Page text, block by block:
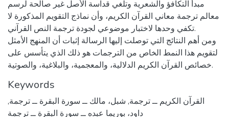
مبدأ التكافؤ والشعرية وتلغي قداسة الأصل غير صالحة لرسم
معالم ترجمة معاني القرآن الكريم، وأن نماذج التقويم المذكورة لا
تكفي وحدها لاختبار موضوعي لجودة ترجمة النص القرآني.
ومن أهم النتائج التي توصلت إليها الرسالة إثبات أن المنهج الأمثل
لتقويم هذا النمط الخاص من الترجمات هو ذلك الذي يتأسس على
خصائص القرآن الكريم الدلالية، والمعجمية، والبلاغية، والصوتية.
Keywords
القرآن الكريم ــ ترجمة, شبل، مالك ــ سورة البقرة ــ ترجمة,
داود، بوريما عبده ــ سورة البقرة ــ ترجمة